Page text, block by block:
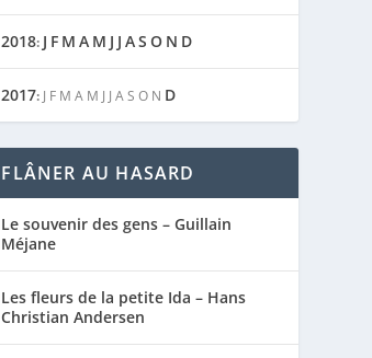
2018: J F M A M J J AS O N D
2017: J F M A M J J AS O N D
FLÂNER AU HASARD
Le souvenir des gens – Guillain
Méjane
Les fleurs de la petite Ida – Hans
Christian Andersen